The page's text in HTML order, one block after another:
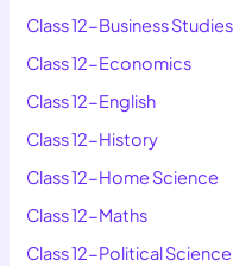
Class 12-Business Studies
Class 12-Economics
Class 12-English
Class 12-History
Class 12-Home Science
Class 12-Maths
Class 12-Political Science